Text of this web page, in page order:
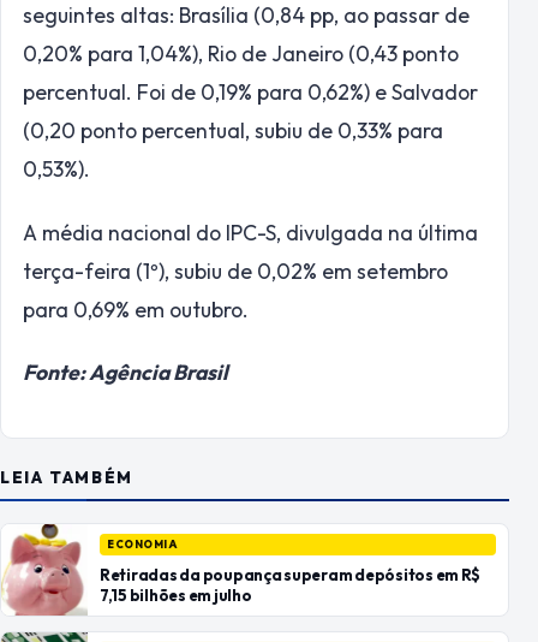
seguintes altas: Brasília (0,84 pp, ao passar de
0,20% para 1,04%), Rio de Janeiro (0,43 ponto
percentual. Foi de 0,19% para 0,62%) e Salvador
(0,20 ponto percentual, subiu de 0,33% para
0,53%).
A média nacional do IPC-S, divulgada na última
terça-feira (1º), subiu de 0,02% em setembro
para 0,69% em outubro.
Fonte: Agência Brasil
LEIA TAMBÉM
ECONOMIA
Retiradas da poupança superam depósitos em R$
7,15 bilhões em julho